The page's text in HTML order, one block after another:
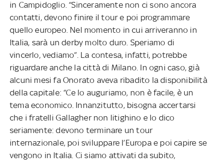
in Campidoglio. “Sinceramente non ci sono ancora
contatti, devono finire il tour e poi programmare
quello europeo. Nel momento in cui arriveranno in
Italia, sarà un derby molto duro. Speriamo di
vincerlo, vediamo”. La contesa, infatti, potrebbe
riguardare anche la città di Milano. In ogni caso, già
alcuni mesi fa Onorato aveva ribadito la disponibilità
della capitale: “Ce lo auguriamo, non è facile, è un
tema economico. Innanzitutto, bisogna accertarsi
che i fratelli Gallagher non litighino e lo dico
seriamente: devono terminare un tour
internazionale, poi sviluppare l’Europa e poi capire se
vengono in Italia. Ci siamo attivati da subito,